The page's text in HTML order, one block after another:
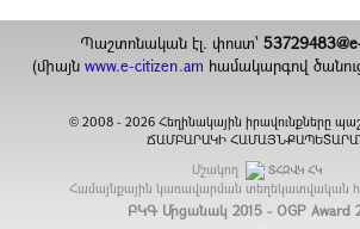
Պաշտոնական էլ. փոստ`
(միայն www.e-citizen.am համակարգով
© 2008 -2026 Հեղինակային իրավունքները
ՃԱՄԲԱՐԱԿԻ
Մշակող
ՏՀԶՎԿ ՀԿ
Համայնքային կառավարման տեղեկատվական
ԲԿԳ Մրցանակ 2015 - OGP Award